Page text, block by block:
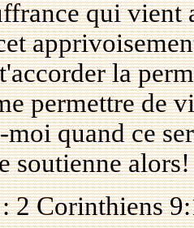
qui vient
la
permettre de
quand ce
soutienne alors!
: 2 Corinthiens